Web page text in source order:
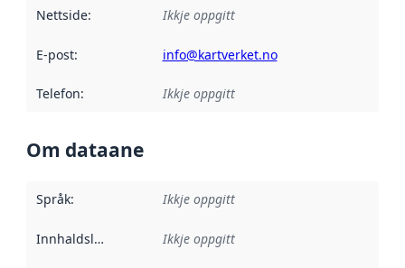
Nettside: Ikkje oppgitt
E-post: info@kartverket.no
Telefon: Ikkje oppgitt
Om dataane
Språk: Ikkje oppgitt
Innhaldsleverandørar :
Ikkje oppgitt